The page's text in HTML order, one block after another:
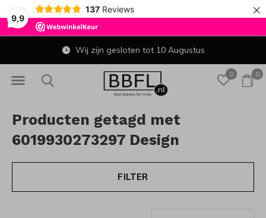
9,9
137 Reviews ×
0 0
Wij zijn gesloten tot 10 Augustus
Producten getagd met
6019930273297 Design
FILTER